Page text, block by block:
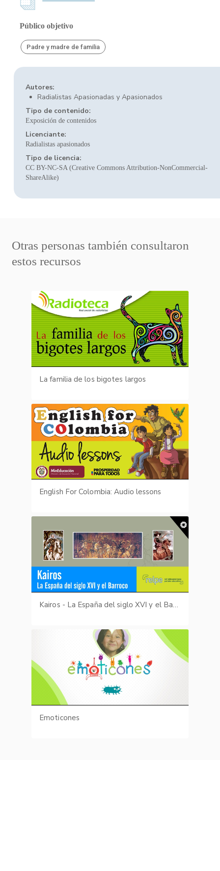
Público objetivo
Padre y madre de familia
Autores:
Radialistas Apasionadas y Apasionados
Tipo de contenido:
Exposición de contenidos
Licenciante:
Radialistas apasionados
Tipo de licencia:
CC BY-NC-SA (Creative Commons Attribution-NonCommercial-
ShareAlike)
Otras personas también consultaron
estos recursos
La familia de los bigotes largos
English For Colombia: Audio lessons
Kairos - La España del siglo XVI y el Barroco
Emoticones